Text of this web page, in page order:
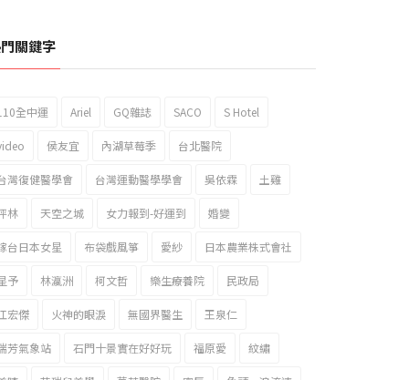
關鍵字
全中運 Ariel GQ雜誌 SACO S Hotel
侯友宜 內湖草莓季 台北醫院
灣復健醫學會 台灣運動醫學學會 吳依霖 土雞
林 天空之城 女力報到-好運到 婚變
台日本女星 布袋戲風箏 愛紗 日本農業株式會社
予 林瀛洲 柯文哲 樂生療養院 民政局
宏傑 火神的眼淚 無國界醫生 王泉仁
芳氣象站 石門十景實在好好玩 福原愛 紋繡